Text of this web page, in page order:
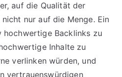
auf die Qualität der
nur auf die Menge. Ein
hochwertige Backlinks zu
Inhalte zu
verlinken würden, und
vertrauenswürdigen